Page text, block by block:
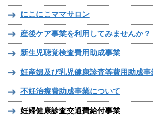
にこにこママサロン
産後ケア事業を利用してみませんか？
新生児聴覚検査費用助成事業
妊産婦及び乳児健康診査等費用助成事
不妊治療費助成事業について
妊婦健康診査交通費給付事業